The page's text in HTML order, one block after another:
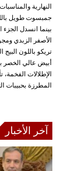
النهارية
جمبسوت طويل
بينما انسدل
الأصفر الزبدي
تريكو باللون
أبيض عالي الخصر
الإطلالات
المطرزة بحبيبات
آخر الأخبار